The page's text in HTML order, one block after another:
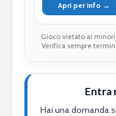
Apri per info →
Gioco vietato ai minori
Verifica sempre
Entra
Hai una domanda